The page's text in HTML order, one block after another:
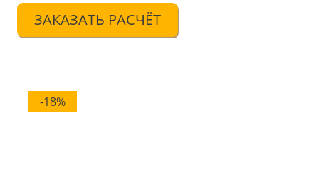
ЗАКАЗАТЬ РАСЧЁТ
-18%